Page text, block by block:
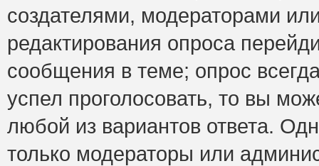
создателями, модераторами
редактирования опроса
сообщения в теме; опрос
успел проголосовать, то вы
любой из вариантов ответа.
только модераторы или